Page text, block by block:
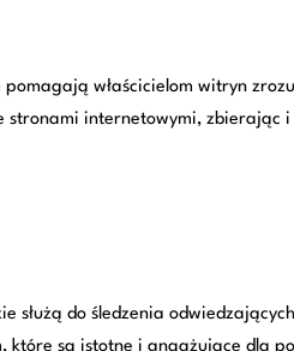
rozporządzenie w sprawie
epidemii. Stanowi ono
określa
kwietnia 2020 roku każdy
pomagają właścicielom witryn
stronami internetowymi, zbierając
służą do śledzenia
które są istotne i angażujące dla